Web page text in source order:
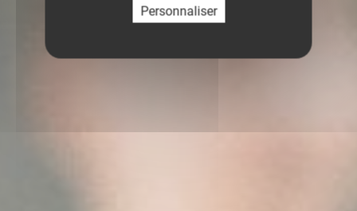
Personnaliser